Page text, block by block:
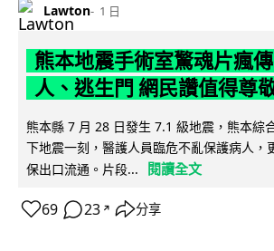
Lawton 1 日
熊本地震手術室驚魂片瘋
人、逃生門 網民讚值得尊
熊本縣 7 月 28 日發生 7.1 級地震，熊本綜
下地震一刻，醫護人員臨危不亂保護病人，
保出口流通。片段...
閱讀全文
69 23 ↗ 分享